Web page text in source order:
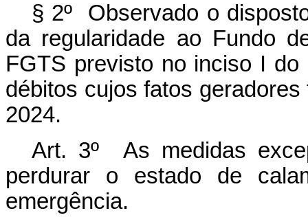
§ 2º Observado o
da regularidade ao Fundo
FGTS previsto no inciso I do
débitos cujos fatos
2024.
Art. 3º As medidas
perdurar o estado de
emergência.